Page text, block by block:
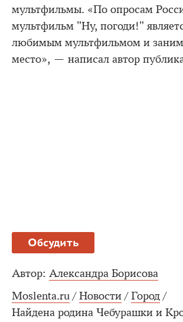
мультфильмы. «По опросам
мультфильм "Ну, погоди!"
любимым мультфильмом и
место», — написал автор
Обсудить
Автор: Александра Борисова
Moslenta.ru / Новости / Город /
Найдена родина Чебурашки и